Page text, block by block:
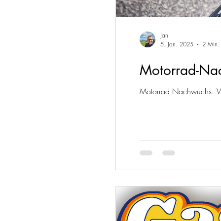
Motorrad-
Motorrad Nachwuchs:
Jan
5. Jan. 2025
2 Min.